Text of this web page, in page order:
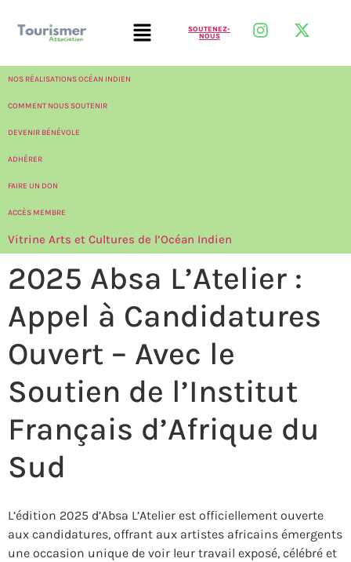
SOUTENEZ-
NOUS
NOS RÉALISATIONS OCÉAN INDIEN
COMMENT NOUS SOUTENIR
DEVENIR BÉNÉVOLE
ADHÉRER
FAIRE UN DON
ACCÈS MEMBRE
Vitrine Arts et Cultures de l’Océan Indien
2025 Absa L’Atelier :
Appel à Candidatures
Ouvert – Avec le
Soutien de l’Institut
Français d’Afrique du
Sud
L’édition 2025 d’Absa L’Atelier est officiellement ouverte
aux candidatures, offrant aux artistes africains émergents
une occasion unique de voir leur travail exposé, célébré et